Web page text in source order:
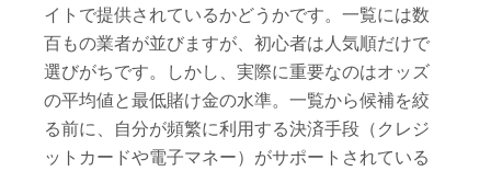
イトで提供されているかどうかです。一覧には数
百もの業者が並びますが、初心者は人気順だけで
選びがちです。しかし、実際に重要なのはオッズ
の平均値と最低賭け金の水準。一覧から候補を絞
る前に、自分が頻繁に利用する決済手段（クレジ
ットカードや電子マネー）がサポートされている